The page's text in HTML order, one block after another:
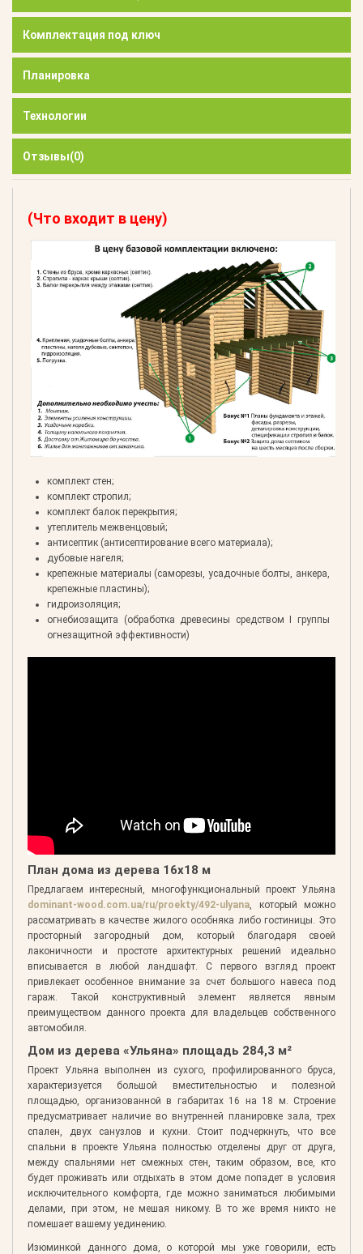
Комплектация под ключ
Планировка
Технологии
Отзывы(0)
(Что входит в цену)
комплект стен;
комплект стропил;
комплект балок перекрытия;
утеплитель межвенцовый;
антисептик (антисептирование всего материала);
дубовые нагеля;
крепежные материалы (саморезы, усадочные болты, анкера,
крепежные пластины);
гидроизоляция;
огнебиозащита (обработка древесины средством I группы
огнезащитной эффективности)
План дома из дерева 16х18 м
Предлагаем интересный, многофункциональный проект Ульяна
dominant-wood.com.ua/ru/proekty/492-ulyana , который можно
рассматривать в качестве жилого особняка либо гостиницы. Это
просторный загородный дом, который благодаря своей
лаконичности и простоте архитектурных решений идеально
вписывается в любой ландшафт. С первого взгляд проект
привлекает особенное внимание за счет большого навеса под
гараж. Такой конструктивный элемент является явным
преимуществом данного проекта для владельцев собственного
автомобиля.
Дом из дерева «Ульяна» площадь 284,3 м²
Проект Ульяна выполнен из сухого, профилированного бруса,
характеризуется большой вместительностью и полезной
площадью, организованной в габаритах 16 на 18 м. Строение
предусматривает наличие во внутренней планировке зала, трех
спален, двух санузлов и кухни. Стоит подчеркнуть, что все
спальни в проекте Ульяна полностью отделены друг от друга,
между спальнями нет смежных стен, таким образом, все, кто
будет проживать или отдыхать в этом доме попадет в условия
исключительного комфорта, где можно заниматься любимыми
делами, при этом, не мешая никому. В то же время никто не
помешает вашему уединению.
Изюминкой данного дома, о которой мы уже говорили, есть